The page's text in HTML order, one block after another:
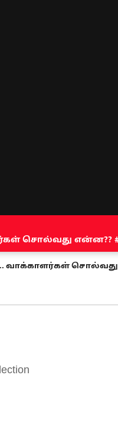
சொல்வது என்ன??
வாக்காளர்கள் சொல்வது